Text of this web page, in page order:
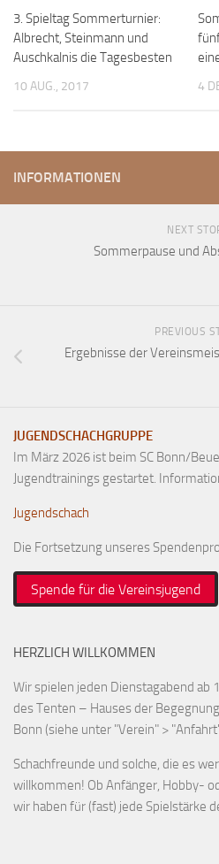
1.Online Schachturnierserie
Termine
Verein
Vorstand
Mitglieder
Ausschreibungen
3. Spieltag Sommerturnier:
Albrecht, Steinmann und
Auschkalnis die Tagesbesten
10 AUG., 2017 4
INFORMATIONEN
NEXT
Sommerpause und
PREVIOUS
Ergebnisse der
JUGENDSCHACHGRUPPE
Im März 2026 ist beim SC Bonn/
Jugendtrainings gestartet.
Jugendschach
Die Fortsetzung unseres
Spende für die Vereinsjugend
HERZLICH WILLKOMMEN
Wir spielen jeden Dienstagabend ab
des Tenten – Hauses der
Bonn (siehe unter "Verein" >
Schachfreunde und solche, die es
willkommen! Ob Anfänger, Hobby-
wir haben für (fast) jede Spielstärke